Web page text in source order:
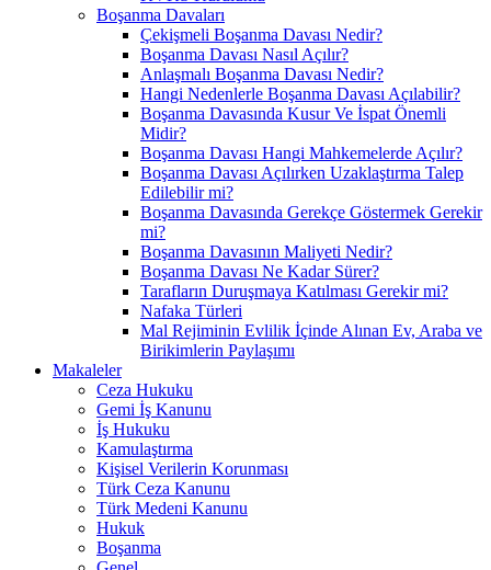
Boşanma Davaları
Çekişmeli Boşanma Davası Nedir?
Boşanma Davası Nasıl Açılır?
Anlaşmalı Boşanma Davası Nedir?
Hangi Nedenlerle Boşanma Davası Açılabilir?
Boşanma Davasında Kusur Ve İspat Önemli
Midir?
Boşanma Davası Hangi Mahkemelerde Açılır?
Boşanma Davası Açılırken Uzaklaştırma Talep
Edilebilir mi?
Boşanma Davasında Gerekçe Göstermek Gerekir
mi?
Boşanma Davasının Maliyeti Nedir?
Boşanma Davası Ne Kadar Sürer?
Tarafların Duruşmaya Katılması Gerekir mi?
Nafaka Türleri
Mal Rejiminin Evlilik İçinde Alınan Ev, Araba ve
Birikimlerin Paylaşımı
Makaleler
Ceza Hukuku
Gemi İş Kanunu
İş Hukuku
Kamulaştırma
Kişisel Verilerin Korunması
Türk Ceza Kanunu
Türk Medeni Kanunu
Hukuk
Boşanma